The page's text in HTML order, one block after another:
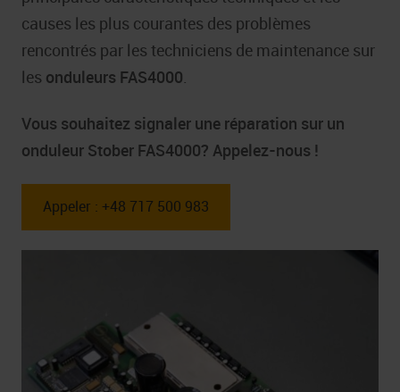
causes les plus courantes des problèmes
rencontrés par les techniciens de maintenance sur
les onduleurs FAS4000.
Vous souhaitez signaler une réparation sur un
onduleur Stober FAS4000? Appelez-nous !
Appeler : +48 717 500 983